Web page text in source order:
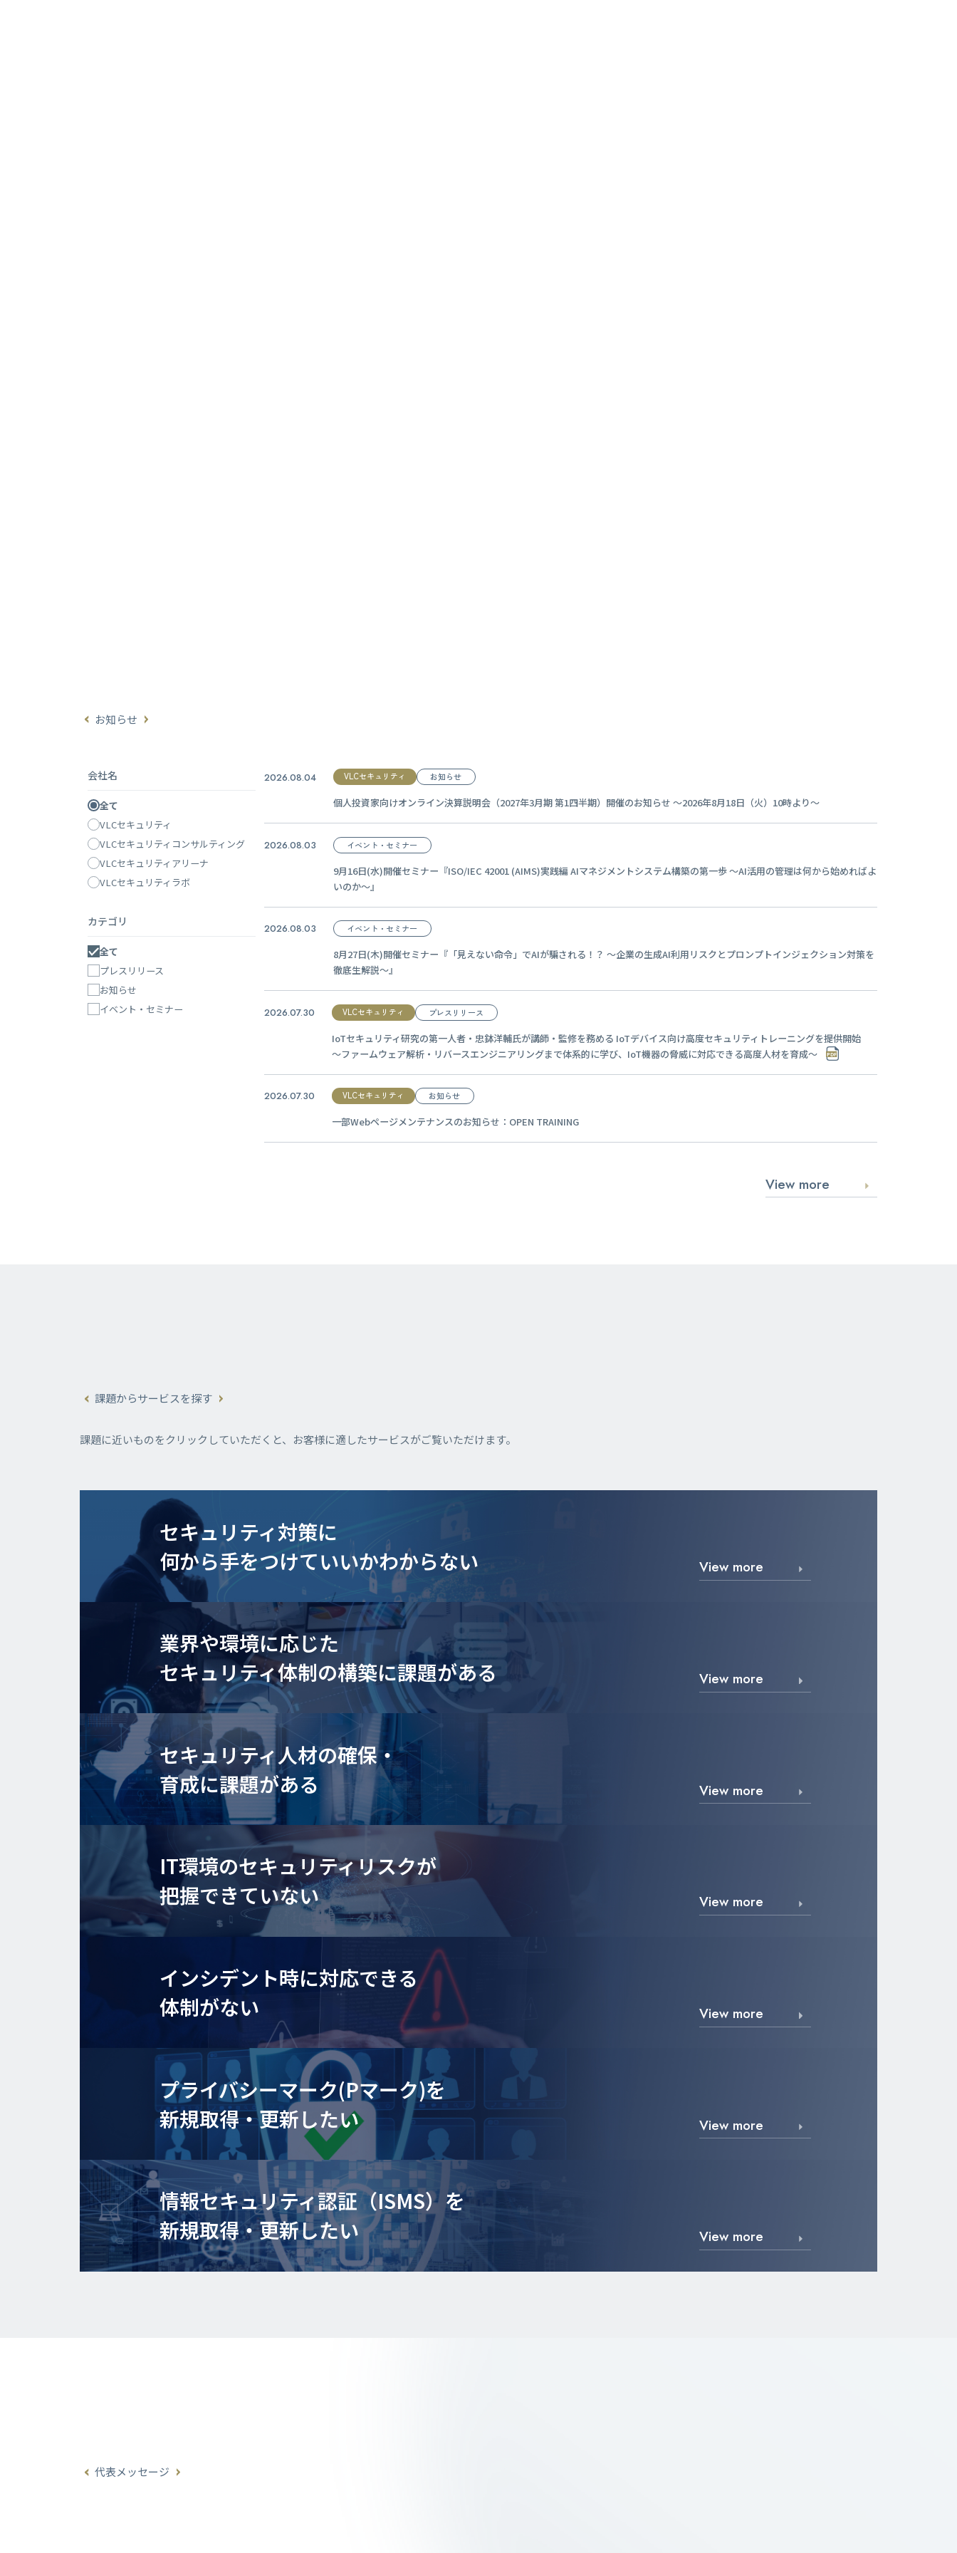
お知らせ
会社名
全て
VLCセキュリティ
VLCセキュリティコンサルティング
VLCセキュリティアリーナ
VLCセキュリティラボ
カテゴリ
全て
プレスリリース
お知らせ
イベント・セミナー
2026.08.04 VLCセキュリティ お知らせ
個人投資家向けオンライン決算説明会（2027年3月期 第1四半期）開催のお知らせ ～2026年8月18日（火）10時より～
2026.08.03 イベント・セミナー
9月16日(水)開催セミナー『ISO/IEC 42001 (AIMS)実践編 AIマネジメントシステム構築の第一歩​ ～AI活用の管理は何から始めればよ
いのか～』
2026.08.03 イベント・セミナー
8月27日(木)開催セミナー『「見えない命令」でAIが騙される！？ ～企業の生成AI利用リスクとプロンプトインジェクション対策を
徹底生解説～』
2026.07.30 VLCセキュリティ プレスリリース
IoTセキュリティ研究の第⼀⼈者・忠鉢洋輔⽒が講師・監修を務める IoTデバイス向け⾼度セキュリティトレーニングを提供開始
～ファームウェア解析・リバースエンジニアリングまで体系的に学び、IoT機器の脅威に対応できる高度人材を育成～
2026.07.30 VLCセキュリティ お知らせ
一部Webページメンテナンスのお知らせ：OPEN TRAINING
View more
課題からサービスを探す
課題に近いものをクリックしていただくと、お客様に適したサービスがご覧いただけます。
セキュリティ対策に
何から手をつけていいかわからない
View more
業界や環境に応じた
セキュリティ体制の構築に課題がある
View more
セキュリティ人材の確保・
育成に課題がある
View more
IT環境のセキュリティリスクが
把握できていない
View more
インシデント時に対応できる
体制がない
View more
プライバシーマーク(Pマーク)を
新規取得・更新したい
View more
情報セキュリティ認証（ISMS）を
新規取得・更新したい
View more
代表メッセージ